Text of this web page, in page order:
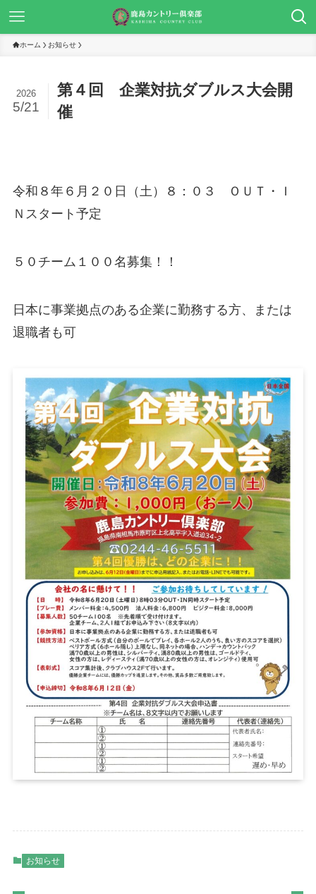
ホーム お知らせ
第４回 企業対抗ダブルス大会開
催
2026
5/21
令和８年６月２０日（土）８：０３ ＯＵＴ・Ｉ
Ｎスタート予定
５０チーム１００名募集！！
日本に事業拠点のある企業に勤務する方、または
退職者も可
お知らせ